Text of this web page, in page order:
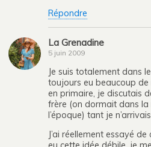
Répondre
La Grenadine
5 juin 2009
Je suis totalement dans
toujours eu beaucoup de
en primaire, je discutais
frère (on dormait dans
l’époque) tant je
J’ai réellement essayé